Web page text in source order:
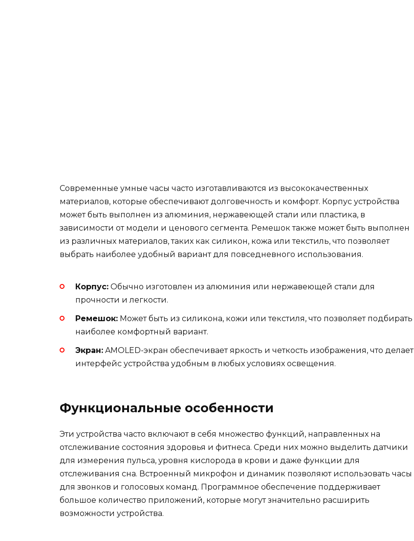
Современные умные часы часто изготавливаются из высококачественных
материалов, которые обеспечивают долговечность и комфорт. Корпус устройства
может быть выполнен из алюминия, нержавеющей стали или пластика, в
зависимости от модели и ценового сегмента. Ремешок также может быть выполнен
из различных материалов, таких как силикон, кожа или текстиль, что позволяет
выбрать наиболее удобный вариант для повседневного использования.
Корпус: Обычно изготовлен из алюминия или нержавеющей стали для
прочности и легкости.
Ремешок: Может быть из силикона, кожи или текстиля, что позволяет подбирать
наиболее комфортный вариант.
Экран: AMOLED-экран обеспечивает яркость и четкость изображения, что делает
интерфейс устройства удобным в любых условиях освещения.
Функциональные особенности
Эти устройства часто включают в себя множество функций, направленных на
отслеживание состояния здоровья и фитнеса. Среди них можно выделить датчики
для измерения пульса, уровня кислорода в крови и даже функции для
отслеживания сна. Встроенный микрофон и динамик позволяют использовать часы
для звонков и голосовых команд. Программное обеспечение поддерживает
большое количество приложений, которые могут значительно расширить
возможности устройства.